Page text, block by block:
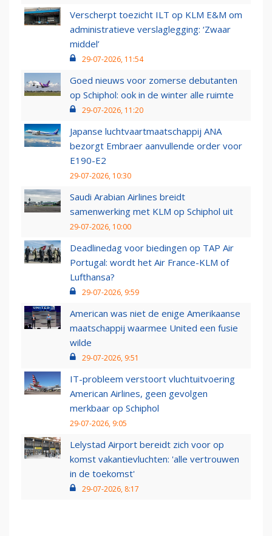
Verscherpt toezicht ILT op KLM E&M om
administratieve verslaglegging: ‘Zwaar
middel’
29-07-2026, 11:54
Goed nieuws voor zomerse debutanten
op Schiphol: ook in de winter alle ruimte
29-07-2026, 11:20
Japanse luchtvaartmaatschappij ANA
bezorgt Embraer aanvullende order voor
E190-E2
29-07-2026, 10:30
Saudi Arabian Airlines breidt
samenwerking met KLM op Schiphol uit
29-07-2026, 10:00
Deadlinedag voor biedingen op TAP Air
Portugal: wordt het Air France-KLM of
Lufthansa?
29-07-2026, 9:59
American was niet de enige Amerikaanse
maatschappij waarmee United een fusie
wilde
29-07-2026, 9:51
IT-probleem verstoort vluchtuitvoering
American Airlines, geen gevolgen
merkbaar op Schiphol
29-07-2026, 9:05
Lelystad Airport bereidt zich voor op
komst vakantievluchten: 'alle vertrouwen
in de toekomst'
29-07-2026, 8:17